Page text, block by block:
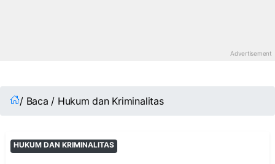
/ Baca / Hukum dan Kriminalitas
HUKUM DAN KRIMINALITAS